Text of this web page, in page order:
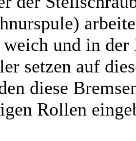
weich und in
setzen auf
diese
Rollen